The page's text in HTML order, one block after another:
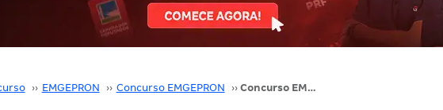
›› EMGEPRON ›› Concurso EMGEPRON ›› Concurso EMGEPRON: Alterações no edital! Confira!